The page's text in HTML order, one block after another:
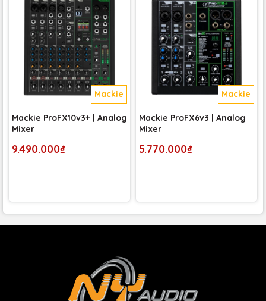
Mackie
Mackie ProFX10v3+ | Analog
Mixer
9.490.000₫
Mackie
Mackie ProFX6v3 | Analog
Mixer
5.770.000₫